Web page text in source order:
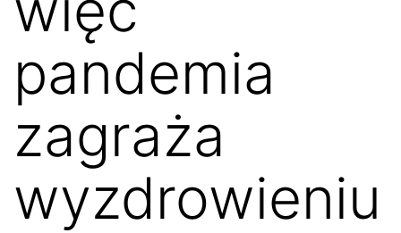
pandemia
zagraża
wyzdrowieniu